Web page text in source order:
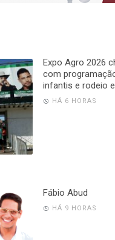
Expo Agro 2026
com
infantis e rodeio
HÁ 6 HORAS
Fábio Abud
HÁ 9 HORAS